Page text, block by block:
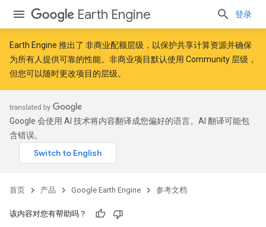
Earth Engine 登录
Earth Engine 推出了 非商业配额层级 ，以保护共享计算资源并确保
为所有人提供可靠的性能。非商业项目默认使用 Community 层级，
但您可以随时更改项目的层级。
Google 会使用 AI 技术将内容翻译成您偏好的语言。AI 翻译可能包
含错误。
首页 产品 Google Earth Engine 参考文档
该内容对您有帮助吗？